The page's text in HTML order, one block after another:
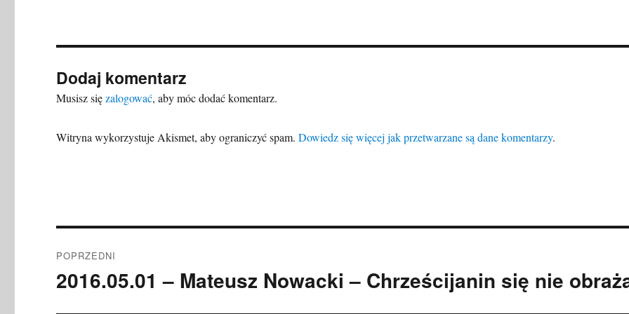
Dodaj komentarz
Musisz sięzalogować, aby móc dodać komentarz.
Witryna wykorzystuje Akismet, aby ograniczyć spam.Dowiedz się więcej jak przetwarzane są dane komentarzy.
wpisu
POPRZEDNI
Poprzedni
2016.05.01 – Mateusz Nowacki – Chrześcijanin się nie